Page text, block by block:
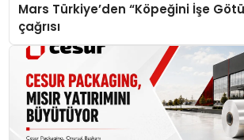
Mars Türkiye’den “Köpeğini İşe
çağrısı